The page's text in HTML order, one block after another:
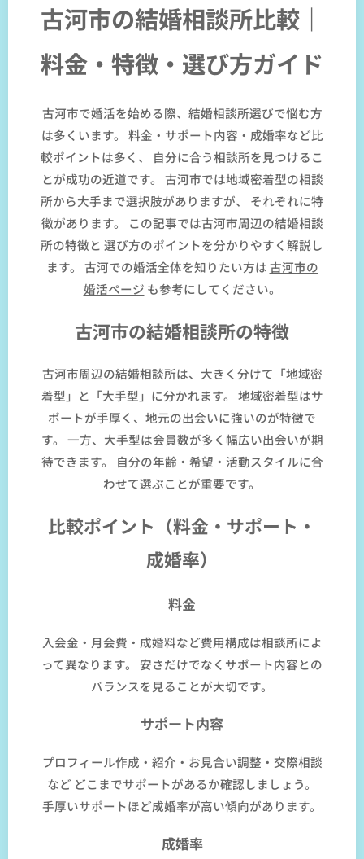
古河市の結婚相談所比較｜
料金・特徴・選び方ガイド
古河市で婚活を始める際、結婚相談所選びで悩む方
は多くいます。 料金・サポート内容・成婚率など比
較ポイントは多く、 自分に合う相談所を見つけるこ
とが成功の近道です。 古河市では地域密着型の相談
所から大手まで選択肢がありますが、 それぞれに特
徴があります。 この記事では古河市周辺の結婚相談
所の特徴と 選び方のポイントを分かりやすく解説し
ます。 古河での婚活全体を知りたい方は古河市の
婚活ページ も参考にしてください。
古河市の結婚相談所の特徴
古河市周辺の結婚相談所は、大きく分けて「地域密
着型」と「大手型」に分かれます。 地域密着型はサ
ポートが手厚く、地元の出会いに強いのが特徴で
す。 一方、大手型は会員数が多く幅広い出会いが期
待できます。 自分の年齢・希望・活動スタイルに合
わせて選ぶことが重要です。
比較ポイント（料金・サポート・
成婚率）
料金
入会金・月会費・成婚料など費用構成は相談所によ
って異なります。 安さだけでなくサポート内容との
バランスを見ることが大切です。
サポート内容
プロフィール作成・紹介・お見合い調整・交際相談
など どこまでサポートがあるか確認しましょう。
手厚いサポートほど成婚率が高い傾向があります。
成婚率